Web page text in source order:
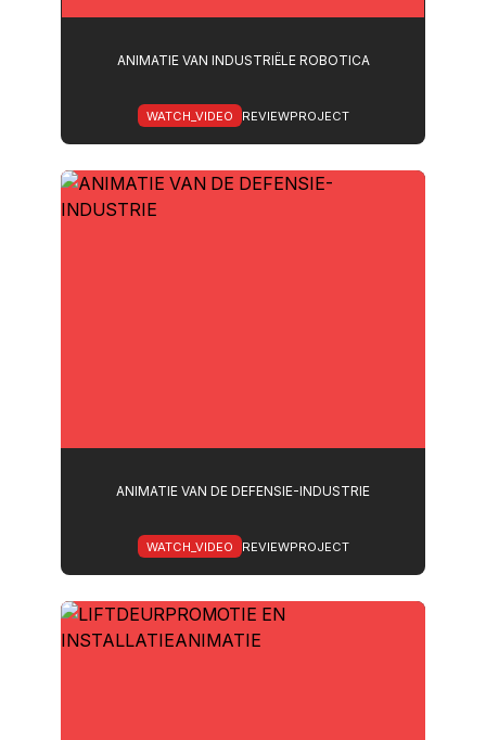
ANIMATIE VAN INDUSTRIËLE ROBOTICA
WATCH_VIDEO REVIEWPROJECT
ANIMATIE VAN DE DEFENSIE-INDUSTRIE
WATCH_VIDEO REVIEWPROJECT